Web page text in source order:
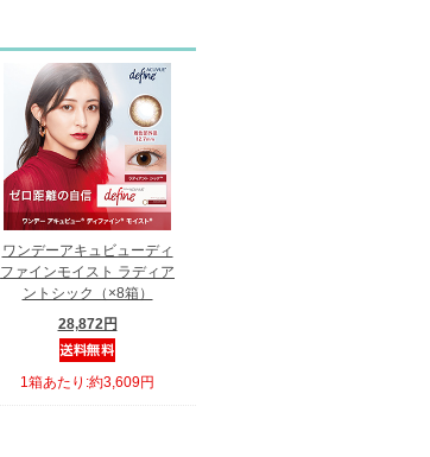
ワンデーアキュビューディ
ファインモイスト ラディア
ントシック（×8箱）
28,872円
1箱あたり:約3,609円